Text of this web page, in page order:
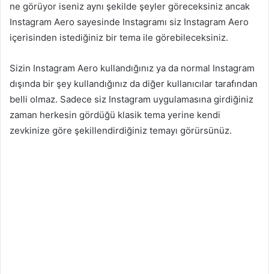
ne görüyor iseniz aynı şekilde şeyler göreceksiniz ancak
Instagram Aero sayesinde Instagramı siz Instagram Aero
içerisinden istediğiniz bir tema ile görebileceksiniz.
Sizin Instagram Aero kullandığınız ya da normal Instagram
dışında bir şey kullandığınız da diğer kullanıcılar tarafından
belli olmaz. Sadece siz Instagram uygulamasına girdiğiniz
zaman herkesin gördüğü klasik tema yerine kendi
zevkinize göre şekillendirdiğiniz temayı görürsünüz.